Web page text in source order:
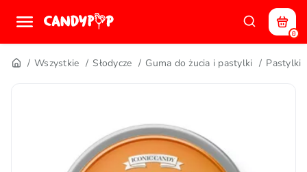
0
Wszystkie Słodycze Guma do żucia i pastylki Pastylki